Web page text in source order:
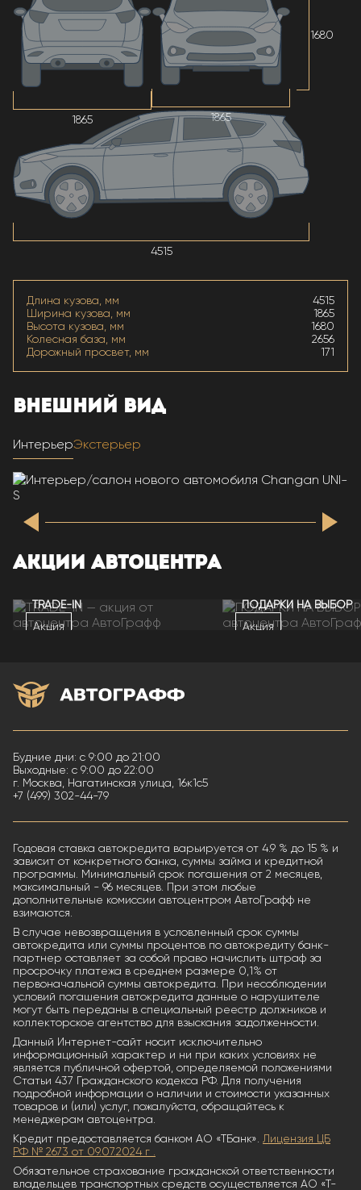
1865 1865
1680
4515
Длина кузова, мм
4515
Ширина кузова, мм
1865
Высота кузова, мм
1680
Колесная база, мм
2656
Дорожный просвет, мм
171
ВНЕШНИЙ ВИД
ИнтерьерЭкстерьер
АКЦИИ АВТОЦЕНТРА
Акция
TRADE-IN
Акция
ПОДАРКИ НА ВЫБОР
Будние дни: с 9:00 до 21:00
Выходные: с 9:00 до 22:00
г. Москва, Нагатинская улица, 16к1с5
+7 (499) 302-44-79
Годовая ставка автокредита варьируется от 4.9 % до 15 % и
зависит от конкретного банка, суммы займа и кредитной
программы. Минимальный срок погашения от 2 месяцев,
максимальный - 96 месяцев. При этом любые
дополнительные комиссии автоцентром АвтоГрафф не
взимаются.
В случае невозвращения в условленный срок суммы
автокредита или суммы процентов по автокредиту банк-
партнер оставляет за собой право начислить штраф за
просрочку платежа в среднем размере 0,1% от
первоначальной суммы автокредита. При несоблюдении
условий погашения автокредита данные о нарушителе
могут быть переданы в специальный реестр должников и
коллекторское агентство для взыскания задолженности.
Данный Интернет-сайт носит исключительно
информационный характер и ни при каких условиях не
является публичной офертой, определяемой положениями
Статьи 437 Гражданского кодекса РФ. Для получения
подробной информации о наличии и стоимости указанных
товаров и (или) услуг, пожалуйста, обращайтесь к
менеджерам автоцентра.
Кредит предоставляется банком АО «ТБанк». Лицензия ЦБ
РФ № 2673 от 09.07.2024 г .
Обязательное страхование гражданской ответственности
владельцев транспортных средств осуществляется АО «Т-